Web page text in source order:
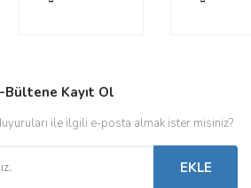
Bültene Kayıt Ol
ile ilgili e-posta almak ister misiniz?
EKLE